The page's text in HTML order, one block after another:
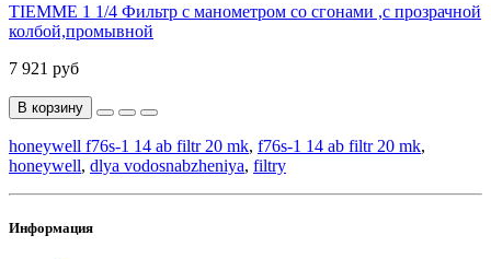
TIEMME 1 1/4 Фильтр с манометром со сгонами ,с прозрачной
колбой,промывной
7 921 руб
В корзину
honeywell f76s-1 14 ab filtr 20 mk, f76s-1 14 ab filtr 20 mk,
honeywell, dlya vodosnabzheniya, filtry
Информация